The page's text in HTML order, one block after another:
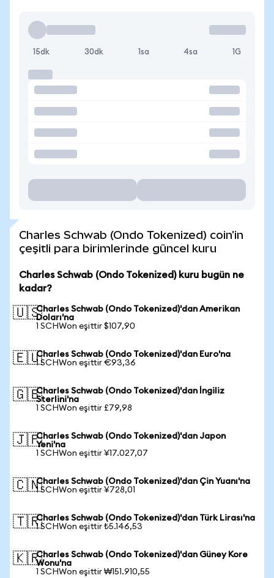
15dk 30dk 1sa 4sa 1G
Charles Schwab (Ondo Tokenized) coin'in
çeşitli para birimlerinde güncel kuru
Charles Schwab (Ondo Tokenized) kuru bugün ne
kadar?
🇺🇸Charles Schwab (Ondo Tokenized)'dan Amerikan
Doları'na
1 SCHWon eşittir $107,90
🇪🇺Charles Schwab (Ondo Tokenized)'dan Euro'na
1 SCHWon eşittir €93,36
🇬🇧Charles Schwab (Ondo Tokenized)'dan İngiliz
Sterlini'na
1 SCHWon eşittir £79,98
🇯🇵Charles Schwab (Ondo Tokenized)'dan Japon
Yeni'na
1 SCHWon eşittir ¥17.027,07
🇨🇳Charles Schwab (Ondo Tokenized)'dan Çin Yuanı'na
1 SCHWon eşittir ¥728,01
🇹🇷Charles Schwab (Ondo Tokenized)'dan Türk Lirası'na
1 SCHWon eşittir ₺5.146,53
🇰🇷Charles Schwab (Ondo Tokenized)'dan Güney Kore
Wonu'na
1 SCHWon eşittir ₩151.910,55